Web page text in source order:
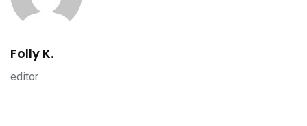
Folly K.
editor